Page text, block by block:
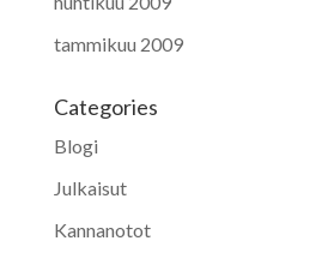
tammikuu 2009
Categories
Blogi
Julkaisut
Kannanotot